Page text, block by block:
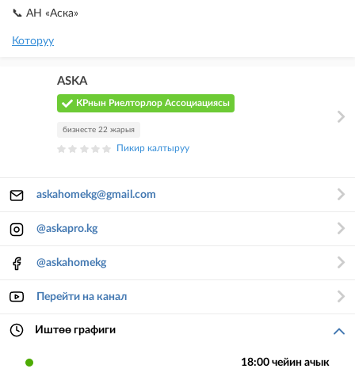
📞 АН «Аска»
Которуу
ASKA
КРнын Риелторлор Ассоциациясы
бизнесте 22 жарыя
Пикир калтыруу
askahomekg@gmail.com
@askapro.kg
@askahomekg
Перейти на канал
Иштөө графиги
18:00 чейин ачык